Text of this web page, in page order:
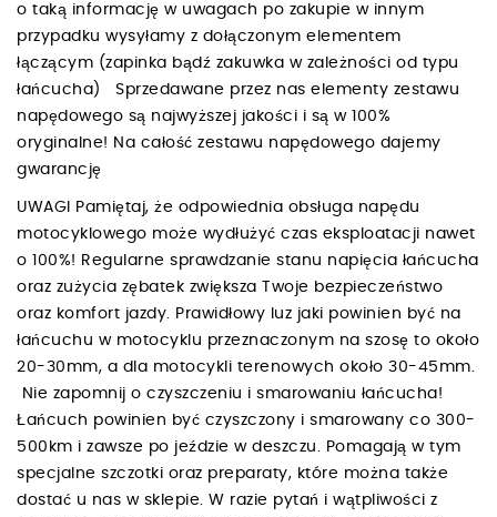
o taką informację w uwagach po zakupie w innym
przypadku wysyłamy z dołączonym elementem
łączącym (zapinka bądź zakuwka w zależności od typu
łańcucha) Sprzedawane przez nas elementy zestawu
napędowego są najwyższej jakości i są w 100%
oryginalne! Na całość zestawu napędowego dajemy
gwarancję
UWAGI Pamiętaj, że odpowiednia obsługa napędu
motocyklowego może wydłużyć czas eksploatacji nawet
o 100%! Regularne sprawdzanie stanu napięcia łańcucha
oraz zużycia zębatek zwiększa Twoje bezpieczeństwo
oraz komfort jazdy. Prawidłowy luz jaki powinien być na
łańcuchu w motocyklu przeznaczonym na szosę to około
20-30mm, a dla motocykli terenowych około 30-45mm.
Nie zapomnij o czyszczeniu i smarowaniu łańcucha!
Łańcuch powinien być czyszczony i smarowany co 300-
500km i zawsze po jeździe w deszczu. Pomagają w tym
specjalne szczotki oraz preparaty, które można także
dostać u nas w sklepie. W razie pytań i wątpliwości z